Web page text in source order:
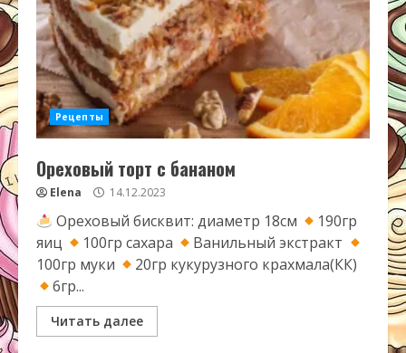
Рецепты
Ореховый торт с бананом
Elena 14.12.2023
Ореховый бисквит: диаметр 18см
190гр
яиц
100гр сахара
Ванильный экстракт
100гр муки
20гр кукурузного крахмала(КК)
6гр...
Читать далее